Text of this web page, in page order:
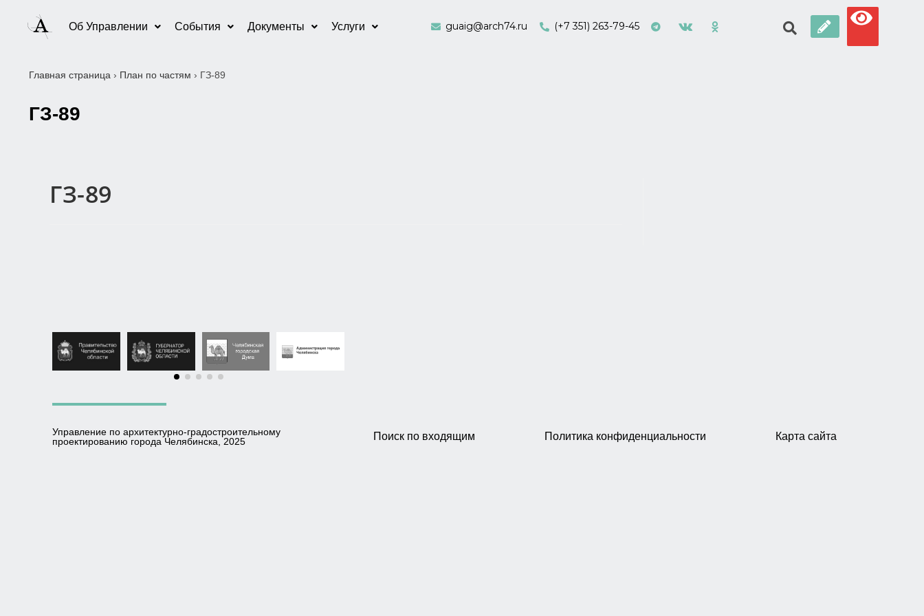
Об Управлении События Документы Услуги guaig@arch74.ru (+7 351) 263-79-45
Главная страница › План по частям › ГЗ-89
ГЗ-89
ГЗ-89
Управление по архитектурно-градостроительному
проектированию города Челябинска, 2025
Поиск по входящим Политика конфиденциальности Карта сайта